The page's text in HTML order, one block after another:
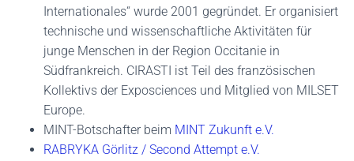
Internationales“ wurde 2001 gegründet. Er organisiert
technische und wissenschaftliche Aktivitäten für
junge Menschen in der Region Occitanie in
Südfrankreich. CIRASTI ist Teil des französischen
Kollektivs der Exposciences und Mitglied von MILSET
Europe.
MINT-Botschafter beim MINT Zukunft e.V.
RABRYKA Görlitz / Second Attempt e.V.